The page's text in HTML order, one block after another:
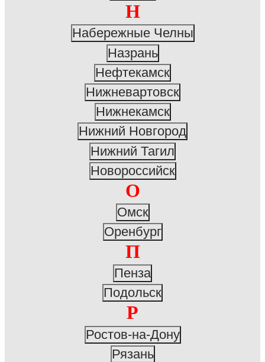
Н
Набережные Челны
Назрань
Нефтекамск
Нижневартовск
Нижнекамск
Нижний Новгород
Нижний Тагил
Новороссийск
О
Омск
Оренбург
П
Пенза
Подольск
Р
Ростов-на-Дону
Рязань